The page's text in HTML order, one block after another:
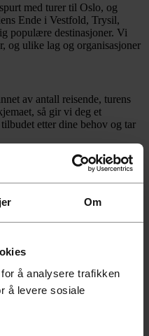
Om
å analysere trafikken
å levere sosiale
med turer til Oslo, og
Ende i Vestfold, Trysil,
populære destinasjoner. Vi
og ulike lag og organisasjoner
av antall reisende, turens
så gir vi deg et
etter dine behov og tar
aktør som ønsker å se på
e-post til
tur@tide.no
for din virksomhet.